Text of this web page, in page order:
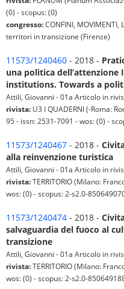
(0) - scopus: (0)
congresso:CONFINI,
territori in transizione (Firenze)
11573/1240460 - 2018 -
una politica dell’attenzione
institutions. Towards a
Attili, Giovanni - 01a Articolo in
rivista: U3 I QUADERNI (-Roma:
95 - issn: 2531-7091 - wos: (0) -
11573/1240467 - 2018 -
alla reinvenzione turistica
Attili, Giovanni - 01a Articolo in
rivista:TERRITORIO (Milano:
wos: (0) - scopus: 2-s2.0-
11573/1240474 - 2018 -
salvaguardia del fuoco al
transizione
Attili, Giovanni - 01a Articolo in
rivista:TERRITORIO (Milano:
wos: (0) - scopus: 2-s2.0-